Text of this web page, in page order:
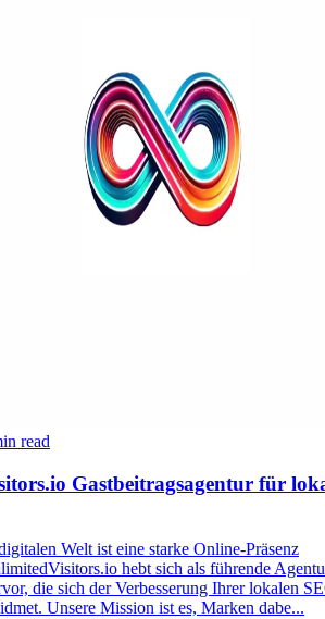
read
Gastbeitragsagentur für
Welt ist eine starke Online-Präsenz
hebt sich als führende
die sich der Verbesserung Ihrer lokalen
Unsere Mission ist es, Marken dabe...